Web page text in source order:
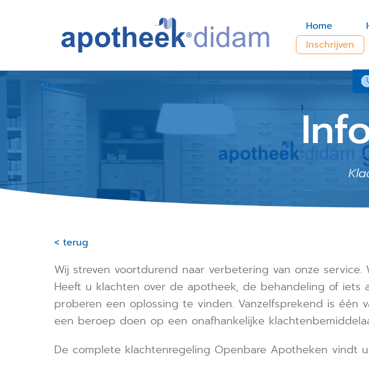
Home
Inschrijven
)
< terug
Wij streven voortdurend naar verbetering van onze
Heeft u klachten over de apotheek, de behandeling of
proberen een oplossing te vinden. Vanzelfsprekend is
een beroep doen op een onafhankelijke
De complete klachtenregeling Openbare Apotheken vindt